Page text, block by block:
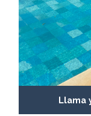
Llama